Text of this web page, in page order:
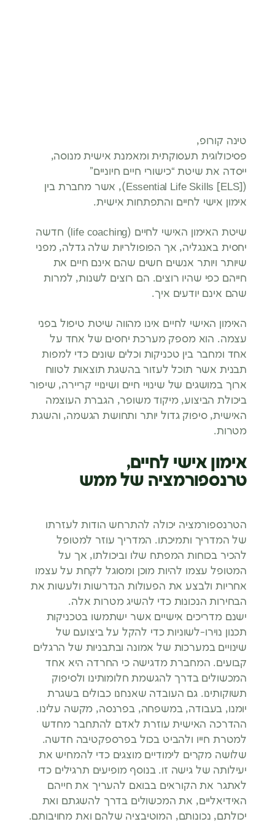
טינה קורופ,
פסיכולוגית תעסוקתית ומאמנת אישית מנוסה,
ייסדה את שיטת “כישורי חיים חיוניים”
(Essential Life Skills [ELS]), אשר מחברת בין
אימון אישי לחיים והתפתחות אישית.
שיטת האימון האישי לחיים (life coaching) חדשה
יחסית באנגליה, אך הפופולריות שלה גדלה, מפני
שיותר ויותר אנשים חשים שהם אינם חיים את
חייהם כפי שהיו רוצים. הם רוצים לשנות, למרות
שהם אינם יודעים איך.
האימון האישי לחיים אינו מהווה שיטת טיפול בפני
עצמה. הוא מספק מערכת יחסים של אחד על
אחד ומחבר בין טכניקות וכלים שונים כדי למפות
תבנית אשר תוכל לעזור בהשגת תוצאות לטווח
ארוך במושגים של שינויי חיים ושינויי קריירה, שיפור
ביכולת הביצוע, מיקוד משופר, הגברת העוצמה
האישית, סיפוק גדול יותר ותחושת הגשמה, והשגת
מטרות.
אימון אישי לחיים,
טרנספורמציה של ממש
הטרנספורמציה יכולה להתרחש הודות לעזרתו
של המדריך ותמיכתו. המדריך עוזר למטופל
להכיר בכוחות המפתח שלו וביכולתו, אך על
המטופל עצמו להיות מוכן ומסוגל לקחת על עצמו
אחריות ולבצע את הפעולות הנדרשות ולעשות את
הבחירות הנכונות כדי להשיג מטרות אלה.
ישנם מדריכים אישיים אשר ישתמשו בטכניקות
תכנון נוירו-לשוניות כדי להקל על ביצועם של
שינויים במערכות של אמונה ובתבניות של הרגלים
קבועים. המחברת מדגישה כי החרדה היא אחד
המכשולים בדרך להגשמת חלומותינו ולסיפוק
תשוקותינו. גם העובדה שאנחנו כבולים בשגרת
יומנו, בעבודה, במשפחה, בפרנסה, מקשה עלינו.
ההדרכה האישית עוזרת לאדם להתחבר מחדש
למטרת חייו ולהביט בכול בפרספקטיבה חדשה.
שלושה מקרים לימודיים מוצגים כדי להמחיש את
יעילותה של גישה זו. בנוסף מופיעים תרגילים כדי
לאתגר את הקוראים בבואם להעריך את חייהם
האידיאליים, את המכשולים בדרך להשגתם ואת
יכולתם, נכונותם, המוטיבציה שלהם ואת מחויבותם.